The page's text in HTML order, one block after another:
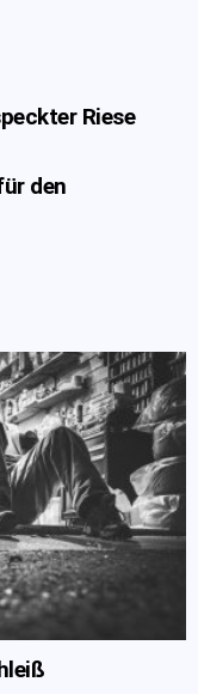
Riese
den